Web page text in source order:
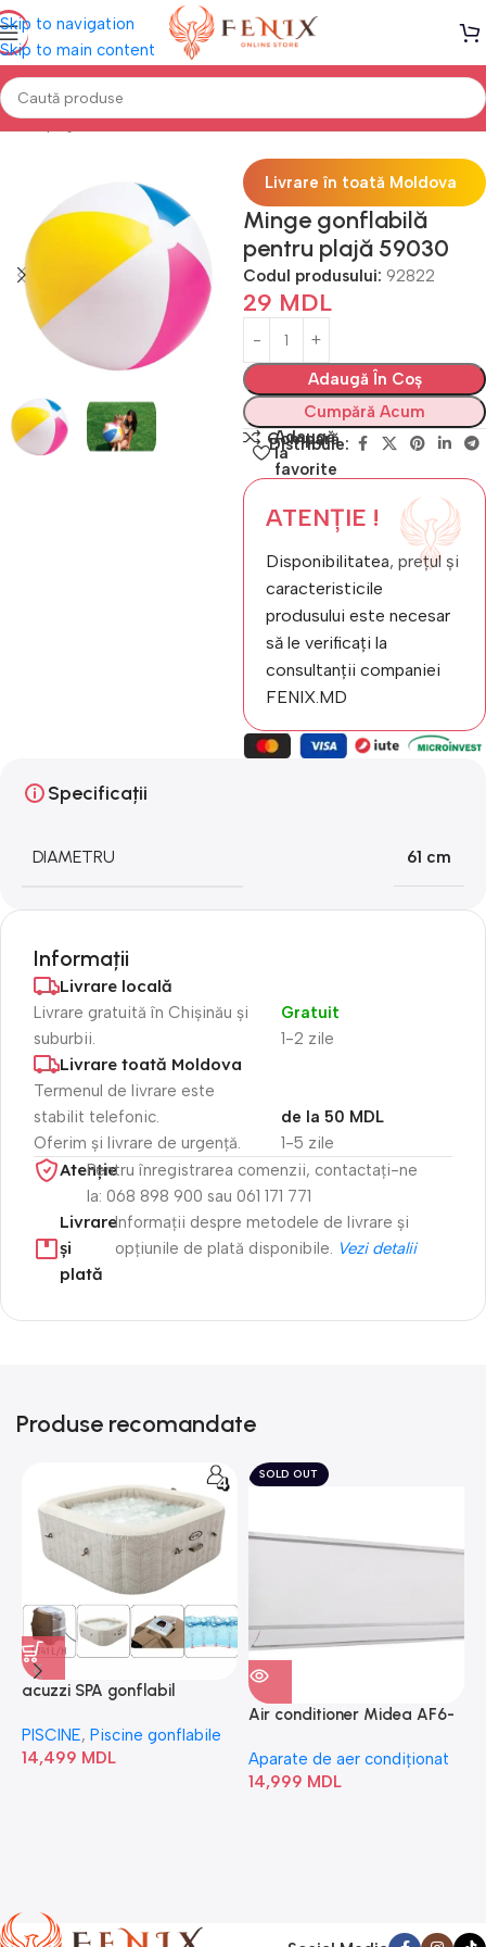
Skip to navigation
Skip to main content
Prima pagină PISCINE Accesorii înot
Livrare în toată Moldova
Minge gonflabilă
pentru plajă 59030
Codul produsului: 92822
29 MDL
Adaugă În Coș
Cumpără Acum
Compară
Adaugă
la
favorite
Distribuie:
ATENȚIE !
Disponibilitatea, prețul și
caracteristicile
produsului este necesar
să le verificați la
consultanții companiei
FENIX.MD
Specificații
DIAMETRU 61 cm
Informații
Livrare locală
Livrare gratuită în Chișinău și
suburbii.
1-2 zile
Gratuit
Livrare toată Moldova
Termenul de livrare este
stabilit telefonic.
Oferim și livrare de urgență.
1-5 zile
de la 50 MDL
Atenție​Pentru înregistrarea comenzii, contactați-ne
la: 068 898 900 sau 061 171 771
Livrare
și
plată
Informații despre metodele de livrare și
opțiunile de plată disponibile. Vezi detalii
Produse recomandate
acuzzi SPA gonflabil
Bubble” 28446
PISCINE, Piscine gonflabile
14,499 MDL
SOLD OUT
Air conditioner Midea AF6-
Aparate de aer condiționat
14,999 MDL